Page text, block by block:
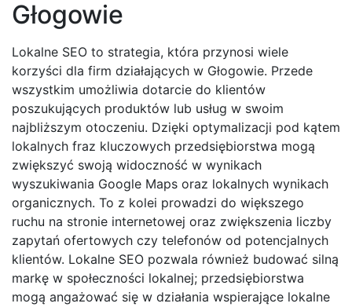
Głogowie
Lokalne SEO to strategia, która przynosi wiele
korzyści dla firm działających w Głogowie. Przede
wszystkim umożliwia dotarcie do klientów
poszukujących produktów lub usług w swoim
najbliższym otoczeniu. Dzięki optymalizacji pod kątem
lokalnych fraz kluczowych przedsiębiorstwa mogą
zwiększyć swoją widoczność w wynikach
wyszukiwania Google Maps oraz lokalnych wynikach
organicznych. To z kolei prowadzi do większego
ruchu na stronie internetowej oraz zwiększenia liczby
zapytań ofertowych czy telefonów od potencjalnych
klientów. Lokalne SEO pozwala również budować silną
markę w społeczności lokalnej; przedsiębiorstwa
mogą angażować się w działania wspierające lokalne